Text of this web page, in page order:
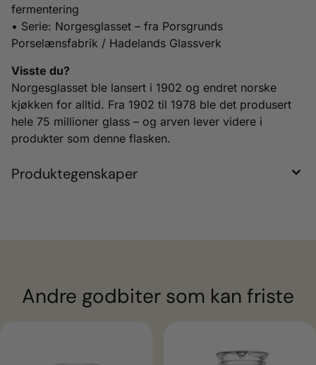
fermentering
• Serie: Norgesglasset – fra Porsgrunds
Porselænsfabrik / Hadelands Glassverk
Visste du?
Norgesglasset ble lansert i 1902 og endret norske
kjøkken for alltid. Fra 1902 til 1978 ble det produsert
hele 75 millioner glass – og arven lever videre i
produkter som denne flasken.
Produktegenskaper
Andre godbiter som kan friste